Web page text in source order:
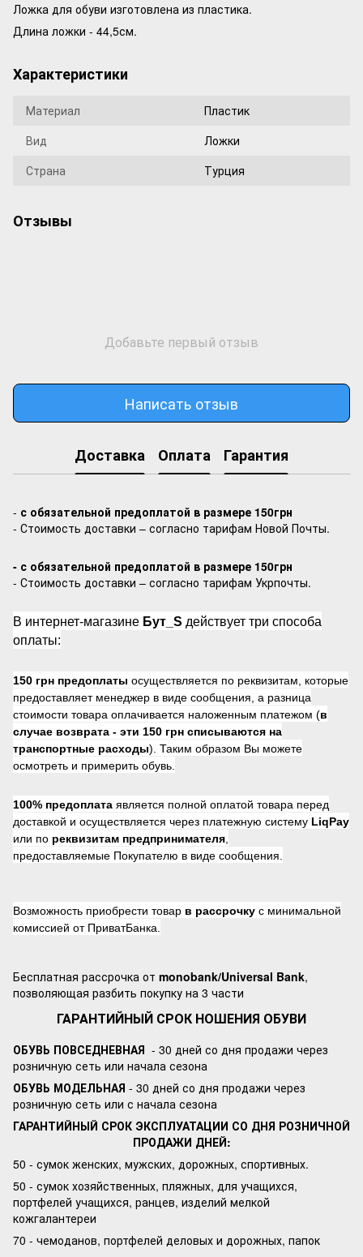
Ложка для обуви изготовлена из пластика.
Длина ложки - 44,5см.
Характеристики
Материал
Пластик
Вид
Ложки
Страна
Турция
Отзывы
Добавьте первый отзыв
Написать отзыв
Доставка Оплата Гарантия
- с обязательной предоплатой в размере 150грн
- Стоимость доставки – согласно тарифам Новой Почты.
- с обязательной предоплатой в размере 150грн
- Стоимость доставки – согласно тарифам Укрпочты.
В интернет-магазине Бут_S действует три способа
оплаты:
150 грн предоплаты осуществляется по реквизитам, которые
предоставляет менеджер в виде сообщения, а разница
стоимости товара оплачивается наложенным платежом (в
случае возврата - эти 150 грн списываются на
транспортные расходы). Таким образом Вы можете
осмотреть и примерить обувь.
100% предоплата является полной оплатой товара перед
доставкой и осуществляется через платежную систему LiqPay
или по реквизитам предпринимателя
предоставляемые Покупателю в виде сообщения.
Возможность приобрести товар в рассрочку с минимальной
комиссией от ПриватБанка.
Бесплатная рассрочка от monobank/Universal Bank,
позволяющая разбить покупку на 3 части
ГАРАНТИЙНЫЙ СРОК НОШЕНИЯ ОБУВИ
ОБУВЬ ПОВСЕДНЕВНАЯ - 30 дней со дня продажи через
розничную сеть или начала сезона
ОБУВЬ МОДЕЛЬНАЯ - 30 дней со дня продажи через
розничную сеть или с начала сезона
ГАРАНТИЙНЫЙ СРОК ЭКСПЛУАТАЦИИ СО ДНЯ РОЗНИЧНОЙ
ПРОДАЖИ ДНЕЙ:
50 - сумок женских, мужских, дорожных, спортивных.
50 - сумок хозяйственных, пляжных, для учащихся,
портфелей учащихся, ранцев, изделий мелкой
кожгалантереи
70 - чемоданов, портфелей деловых и дорожных, папок